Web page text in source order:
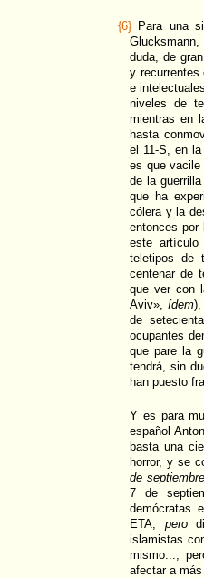
{6} Para una
Glucksmann,
duda, de
y recurrentes
e
niveles de
mientras en
hasta
el 11-S, en
es que vacile
de la
que ha
cólera y la
entonces por
este artículo
teletipos de
centenar de
que ver con
Aviv», ídem),
de
ocupantes
que pare la
tendrá, sin
han puesto
Y es para
español
basta una
horror, y se
de septiembre,
7 de
demócratas
ETA, pero
islamistas
mismo...,
afectar a